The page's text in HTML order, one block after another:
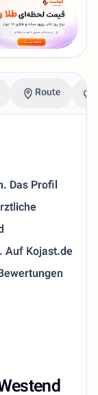
Route
Das Profil
Auf Kojast.de